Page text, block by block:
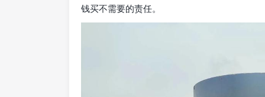
钱买不需要的责任。